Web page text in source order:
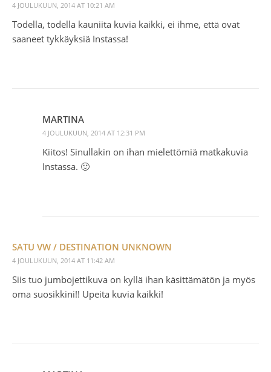
4 JOULUKUUN, 2014 AT 10:21 AM
Todella, todella kauniita kuvia kaikki, ei ihme, että ovat
saaneet tykkäyksiä Instassa!
MARTINA
4 JOULUKUUN, 2014 AT 12:31 PM
Kiitos! Sinullakin on ihan mielettömiä matkakuvia
Instassa. 🙂
SATU VW / DESTINATION UNKNOWN
4 JOULUKUUN, 2014 AT 11:42 AM
Siis tuo jumbojettikuva on kyllä ihan käsittämätön ja myös
oma suosikkini!! Upeita kuvia kaikki!